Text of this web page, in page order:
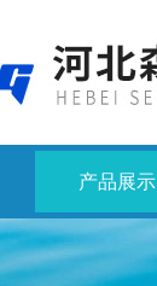
产品展示